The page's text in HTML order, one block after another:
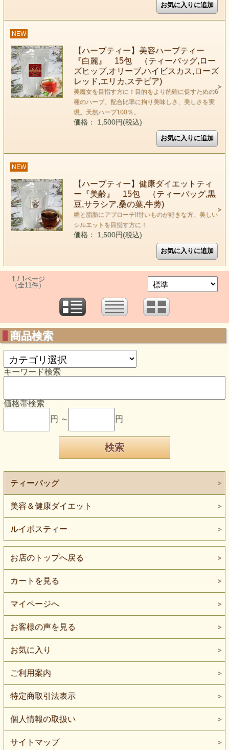
NEW
【ハーブティー】美容ハーブティー
『白麗』 15包 （ティーバッグ,ロー
ズヒップ,オリーブ,ハイビスカス,ローズ
レッド,エリカ,ステビア)
美魔女を目指す方に！目的をより的確に促すための6
種のハーブ。配合比率に拘り美味しさ、美しさを実
現。天然ハーブ100％。
価格： 1,500円(税込)
NEW
【ハーブティー】健康ダイエットティ
ー『美齢』 15包 （ティーバッグ,黒
豆,サラシア,桑の葉,牛蒡)
糖と脂肪にアプローチ!!甘いものが好きな方、美しい
シルエットを目指す方に！
価格： 1,500円(税込)
1 / 1ページ
（全11件）
商品検索
キーワード検索
価格帯検索
円 ～
円
ティーバッグ
美容＆健康ダイエット
ルイボスティー
お店のトップへ戻る
カートを見る
マイページへ
お客様の声を見る
お気に入り
ご利用案内
特定商取引法表示
個人情報の取扱い
サイトマップ